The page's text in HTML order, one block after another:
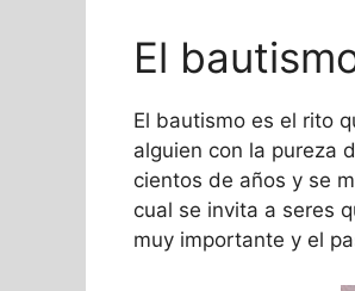
El
El bautismo es el rito
alguien con la pureza
cientos de años y se
cual se invita a seres
muy importante y el